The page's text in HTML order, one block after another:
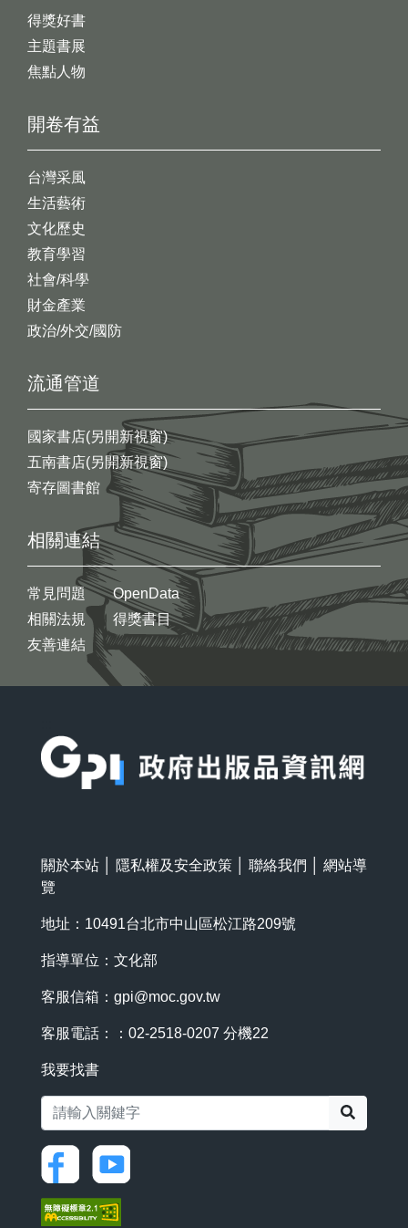
開卷有益
台灣采風
生活藝術
文化歷史
教育學習
社會/科學
財金產業
政治/外交/國防
得獎好書
主題書展
焦點人物
流通管道
國家書店(另開新視窗)
五南書店(另開新視窗)
寄存圖書館
相關連結
常見問題
相關法規
友善連結
OpenData
得獎書目
關於本站 隱私權及安全政策 聯絡我們
網站導
覽
地址：10491台北市中山區松江路209號
指導單位：文化部
客服信箱： gpi@moc.gov.tw
客服電話：：02-2518-0207 分機22
我要找書